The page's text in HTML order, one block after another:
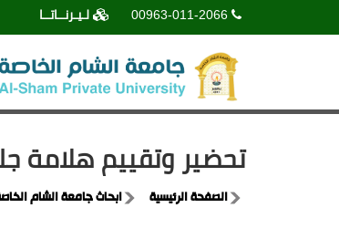
00963-011-2066 لـيـرنــاتــا
تحضير وتقييم هلامة
الصفحة الرئيسية ابحاث جامعة الشام